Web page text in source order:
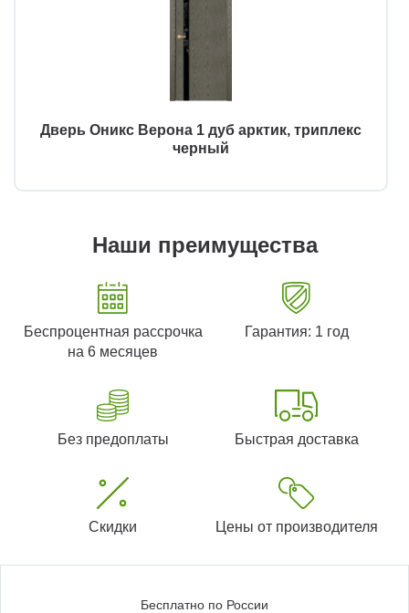
Дверь Оникс Верона 1 дуб арктик, триплекс
черный
Наши преимущества
Беспроцентная рассрочка
на 6 месяцев
Гарантия: 1 год
Без предоплаты Быстрая доставка
Скидки Цены от производителя
Бесплатно по России